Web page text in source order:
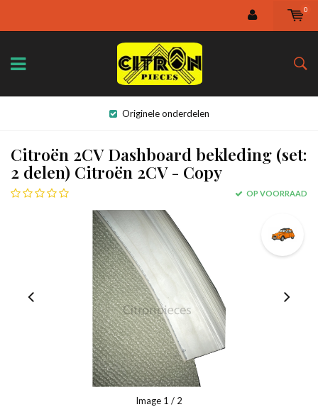
0
Originele onderdelen
Citroën 2CV Dashboard bekleding (set:
2 delen) Citroën 2CV - Copy
OP VOORRAAD
Image 1 / 2